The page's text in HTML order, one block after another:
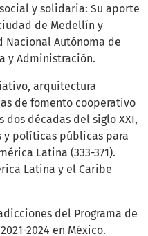
y solidaria: Su aporte
de Medellín y
Nacional Autónoma de
y Administración.
arquitectura
de fomento cooperativo
dos décadas del siglo XXI,
y políticas públicas para
Latina (333-371).
Latina y el Caribe
del Programa de
2024 en México.